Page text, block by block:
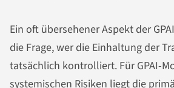
Ein oft übersehener Aspekt der
die Frage, wer die Einhaltung der
tatsächlich kontrolliert. Für GPAI-
systemischen Risiken liegt die